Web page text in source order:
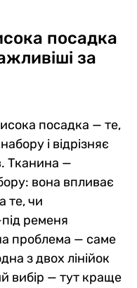
посадка
за
посадка — те,
і відрізняє
Тканина —
вона впливає
те, чи
ременя
проблема — саме
з двох лінійок
вибір — тут краще